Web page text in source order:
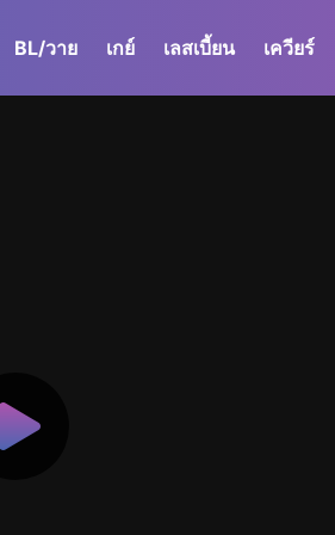
BL/วาย เกย์ เลสเบี้ยน เควียร์